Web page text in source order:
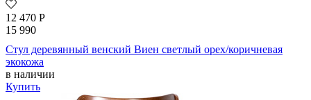
12 470 Р
15 990
Стул деревянный венский Виен светлый орех/коричневая
экокожа
в наличии
Купить